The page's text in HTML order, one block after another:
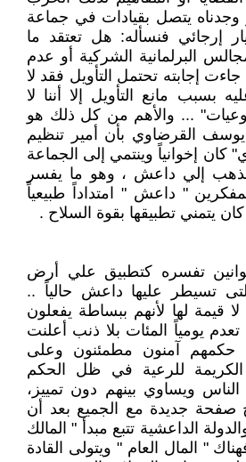
وجدناه يتصل بقيادات في جماعة
إرجائي فنسأله: هل تعتقد ما
البرلمانية الشركية أو عدم
إجابته تحتمل التأويل فقد لا
بسبب مانع التأويل إلا أننا لا
... والأهم من كل ذلك هو
القرضاوي بأن أمير تنظيم
كان إخوانياً وينتمي إلى الجماعة
فذهب إلي داعش ، وهو ما يفسر
" داعش " امتداداً طبيعياً
يتمني تطبيقها بقوة السلاح .
تفسره كتطبيق علي أرض
تسيطر عليها داعش حالياً ..
لها لأنهم ببساطة يفعلون
يومياً المئات بلا ذنب أعلنت
آمنون مطمئنون وعلى
الكريمة للرعية في ظل الحكم
ويساوي بينهم دون تمييز،
صفحة جديدة مع الجميع بعد أن
الداعشية تتبع مبدأ " المالك
" المال العام " ويتولى القادة